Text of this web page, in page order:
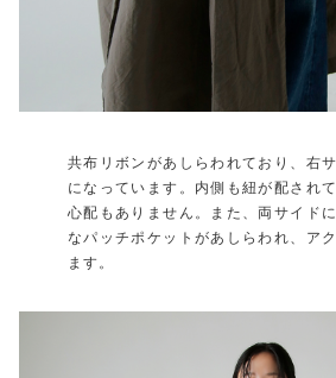
共布リボンがあしらわれており、右
になっています。内側も紐が配され
心配もありません。また、両サイド
なパッチポケットがあしらわれ、ア
ます。